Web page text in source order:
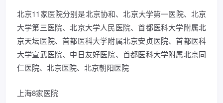
北京11家医院分别是北京协和、北京大学第一医院、北京
大学第三医院、北京大学人民医院、首都医科大学附属北
京天坛医院、首都医科大学附属北京安贞医院、首都医科
大学宣武医院、中日友好医院、首都医科大学附属北京同
仁医院、北京医院、北京朝阳医院
上海8家医院